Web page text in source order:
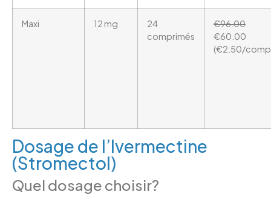
Maxi 12 mg
24
comprimés
€96.00
€60.00
(€2.50/
Dosage de l’Ivermectine
(Stromectol)
Quel dosage choisir?